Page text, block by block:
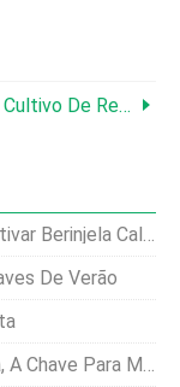
À Colheita – Crescimento E Prazos Mais Rápidos
Berinjela Calliope
De Verão
Qualidade Durante O Verão